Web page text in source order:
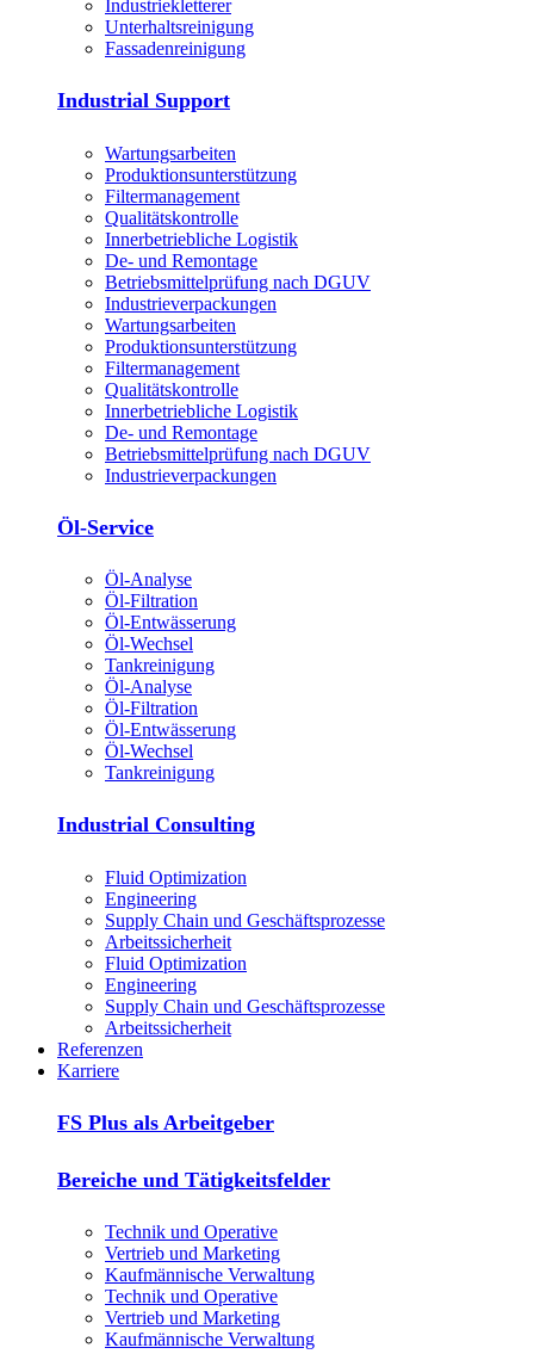
Industriekletterer
Unterhaltsreinigung
Fassadenreinigung
Industrial Support
Wartungsarbeiten
Produktions­unterstützung
Filtermanagement
Qualitätskontrolle
Innerbetriebliche Logistik
De- und Remontage
Betriebsmittelprüfung nach DGUV
Industrieverpackungen
Wartungsarbeiten
Produktions­unterstützung
Filtermanagement
Qualitätskontrolle
Innerbetriebliche Logistik
De- und Remontage
Betriebsmittelprüfung nach DGUV
Industrieverpackungen
Öl-Service
Öl-Analyse
Öl-Filtration
Öl-Entwässerung
Öl-Wechsel
Tankreinigung
Öl-Analyse
Öl-Filtration
Öl-Entwässerung
Öl-Wechsel
Tankreinigung
Industrial Consulting
Fluid Optimization
Engineering
Supply Chain und Geschäftsprozesse
Arbeitssicherheit
Fluid Optimization
Engineering
Supply Chain und Geschäftsprozesse
Arbeitssicherheit
Referenzen
Karriere
FS Plus als Arbeitgeber
Bereiche und Tätigkeitsfelder
Technik und Operative
Vertrieb und Marketing
Kaufmännische Verwaltung
Technik und Operative
Vertrieb und Marketing
Kaufmännische Verwaltung